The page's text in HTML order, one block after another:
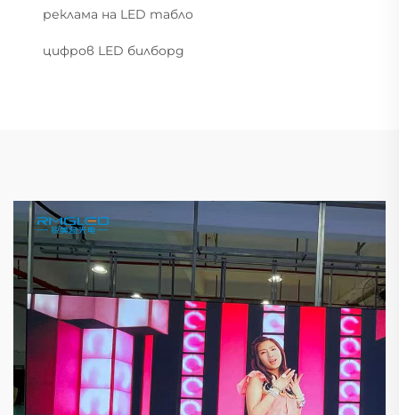
реклама на LED табло
цифров LED билборд